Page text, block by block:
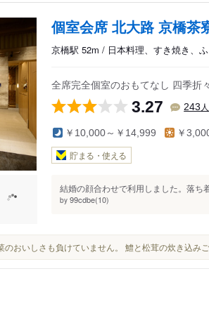
個室会席 北大路 京橋茶
京橋駅 52m / 日本料理、すき焼き、
全席完全個室のおもてなし 四季折
3.27 243 人
￥10,000～￥14,999 ￥
貯まる・使える
結婚の顔合わせで利用しました。落ち
by 99cdbe(10)
のおいしさも負けていません。 鱧と松茸の炊き込み